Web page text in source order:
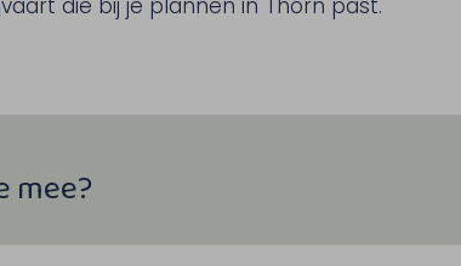
die bij je plannen in Thorn past.
mee?